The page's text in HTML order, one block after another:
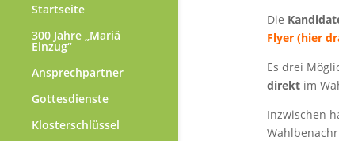
Startseite
300 Jahre „Mariä
Einzug“
Ansprechpartner
Gottesdienste
Klosterschlüssel
Die
Flyer (hier
Es drei
direktim
Inzwischen